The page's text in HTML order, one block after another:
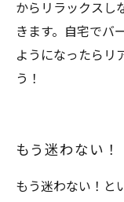
からリラックスし
きます。自宅でバ
ようになったらリ
う！
もう迷わない！
もう迷わない！と